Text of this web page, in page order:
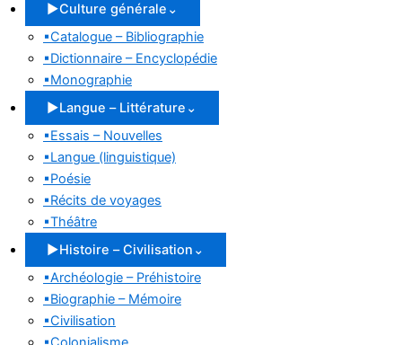
▶Culture générale ⌄
▪Catalogue – Bibliographie
▪Dictionnaire – Encyclopédie
▪Monographie
▶Langue – Littérature ⌄
▪Essais – Nouvelles
▪Langue (linguistique)
▪Poésie
▪Récits de voyages
▪Théâtre
▶Histoire – Civilisation ⌄
▪Archéologie – Préhistoire
▪Biographie – Mémoire
▪Civilisation